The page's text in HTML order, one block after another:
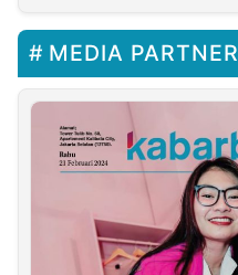
MEDIA PARTNER